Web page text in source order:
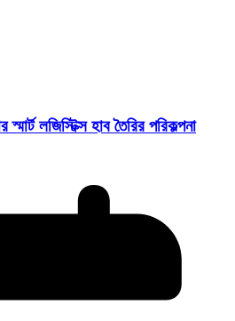
লজিস্টিক্স হাব তৈরির পরিকল্পনা